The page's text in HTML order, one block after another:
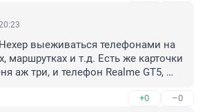
выеживаться телефонами на
маршрутках и т.д. Есть же карточки
аж три, и телефон Realme GT5,
+0 –0